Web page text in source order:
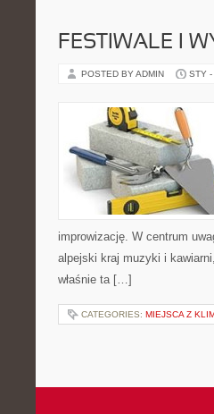
FESTIWALE I
POSTED BY ADMIN STY
improwizację. W centrum
alpejski kraj muzyki i
właśnie ta […]
CATEGORIES: MIEJSCA Z